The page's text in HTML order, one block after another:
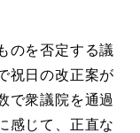
のを否定する議
祝日の改正案が
で衆議院を通過
感じて、正直な